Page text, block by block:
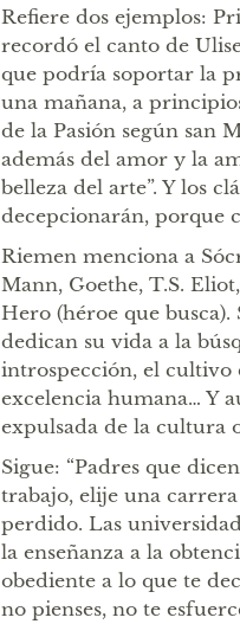
Refiere dos ejemplos:
recordó el canto de
que podría soportar la
una mañana, a
de la Pasión según san
además del amor y la
belleza del arte”. Y los
decepcionarán, porque
Riemen menciona a
Mann, Goethe, T.S.
Hero (héroe que
dedican su vida a la
introspección, el cultivo
excelencia humana… Y
expulsada de la cultura
Sigue: “Padres que
trabajo, elije una
perdido. Las
la enseñanza a la
obediente a lo que te
no pienses, no te